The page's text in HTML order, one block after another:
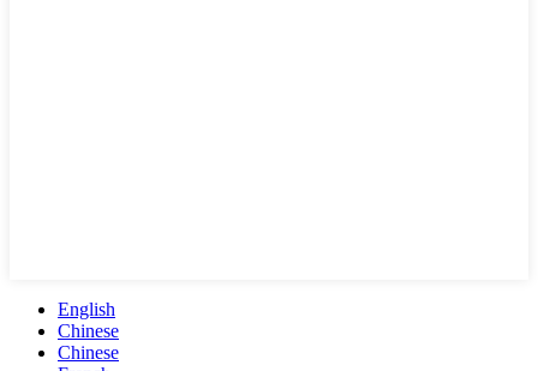
English
Chinese
Chinese